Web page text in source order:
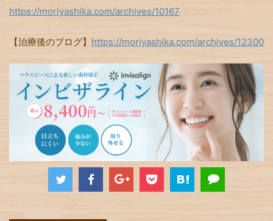
https://moriyashika.com/archives/10167
【治療後のブログ】 https://moriyashika.com/archives/12300